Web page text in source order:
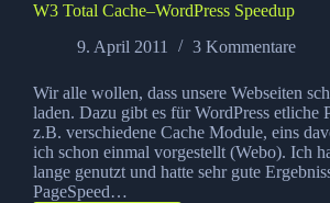
W3 Total Cache–WordPress Speedup
9. April 2011
3 Kommentare
Wir alle wollen, dass unsere Webseiten
laden. Dazu gibt es für WordPress etliche
z.B. verschiedene Cache Module, eins
ich schon einmal vorgestellt (Webo). Ich
lange genutzt und hatte sehr gute
PageSpeed…